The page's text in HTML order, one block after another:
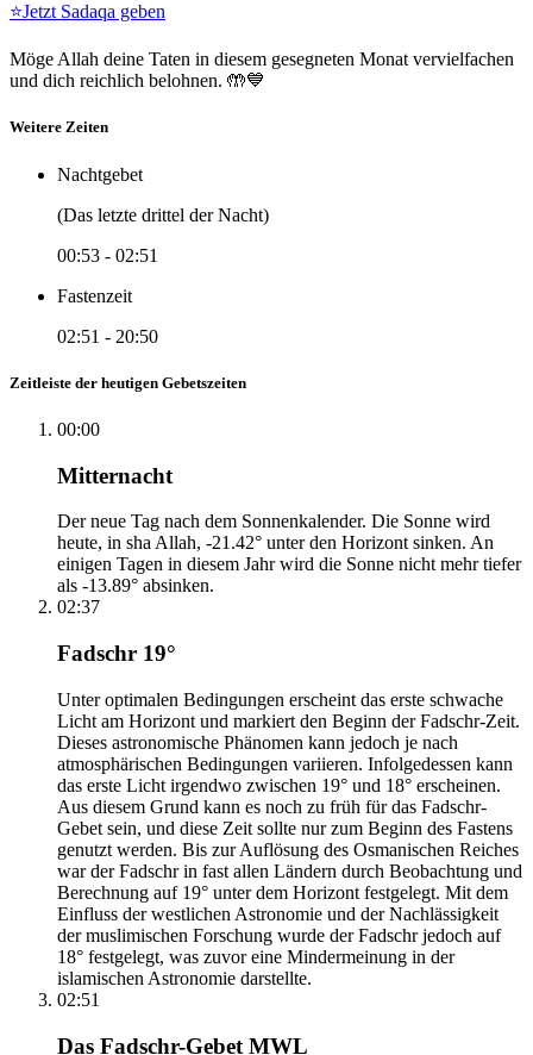
⭐Jetzt Sadaqa geben
Möge Allah deine Taten in diesem gesegneten Monat vervielfachen
und dich reichlich belohnen. 🤲💙
Weitere Zeiten
Nachtgebet
(Das letzte drittel der Nacht)
00:53 - 02:51
Fastenzeit
02:51 - 20:50
Zeitleiste der heutigen Gebetszeiten
00:00
Mitternacht
Der neue Tag nach dem Sonnenkalender. Die Sonne wird
heute, in sha Allah, -21.42° unter den Horizont sinken. An
einigen Tagen in diesem Jahr wird die Sonne nicht mehr tiefer
als -13.89° absinken.
02:37
Fadschr 19°
Unter optimalen Bedingungen erscheint das erste schwache
Licht am Horizont und markiert den Beginn der Fadschr-Zeit.
Dieses astronomische Phänomen kann jedoch je nach
atmosphärischen Bedingungen variieren. Infolgedessen kann
das erste Licht irgendwo zwischen 19° und 18° erscheinen.
Aus diesem Grund kann es noch zu früh für das Fadschr-
Gebet sein, und diese Zeit sollte nur zum Beginn des Fastens
genutzt werden. Bis zur Auflösung des Osmanischen Reiches
war der Fadschr in fast allen Ländern durch Beobachtung und
Berechnung auf 19° unter dem Horizont festgelegt. Mit dem
Einfluss der westlichen Astronomie und der Nachlässigkeit
der muslimischen Forschung wurde der Fadschr jedoch auf
18° festgelegt, was zuvor eine Mindermeinung in der
islamischen Astronomie darstellte.
02:51
Das Fadschr-Gebet MWL